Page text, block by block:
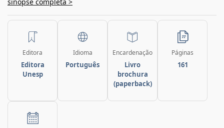
Editora
Editora
Unesp
Idioma
Português
Encardenação
Livro
brochura
(paperback)
Páginas
161